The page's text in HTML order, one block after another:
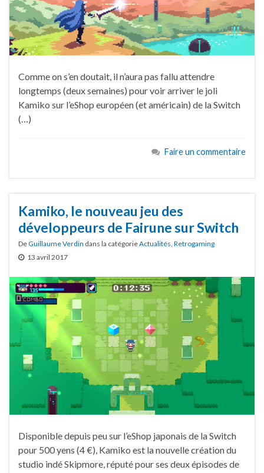
Comme on s’en doutait, il n’aura pas fallu attendre
longtemps (deux semaines) pour voir arriver le joli
Kamiko sur l’eShop européen (et américain) de la Switch
(…)
Faire un commentaire
Kamiko, le nouveau jeu des
développeurs de Fairune sur Switch
DeGuillaume Verdin dans la catégorieActualités, Retrogaming
13 avril 2017
Disponible depuis peu sur l’eShop japonais de la Switch
pour 500 yens (4 €), Kamiko est la nouvelle création du
studio indé Skipmore, réputé pour ses deux épisodes de